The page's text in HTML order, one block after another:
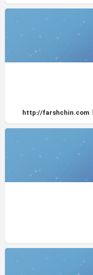
http://farshchin.com